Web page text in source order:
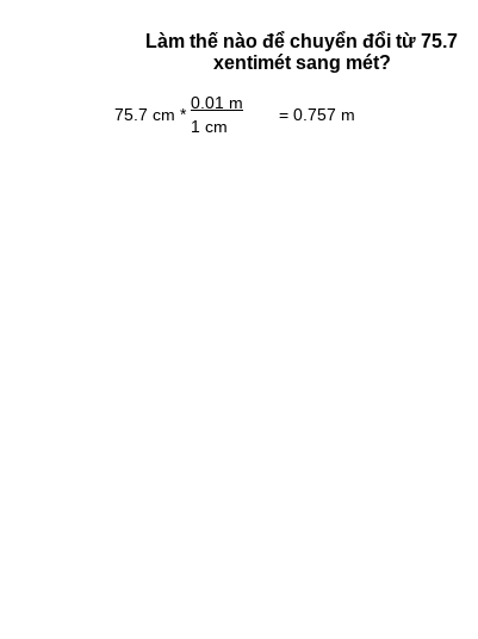
Làm thế nào để chuyển đổi từ 75.7
xentimét sang mét?
75.7 cm *
0.01 m
= 0.757 m
1 cm